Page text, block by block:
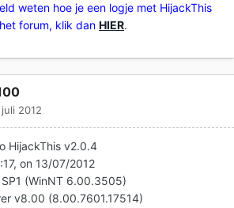
weten hoe je een logje met HijackThis
forum, klik dan HIER.
2012
HijackThis v2.0.4
on 13/07/2012
(WinNT 6.00.3505)
v8.00 (8.00.7601.17514)